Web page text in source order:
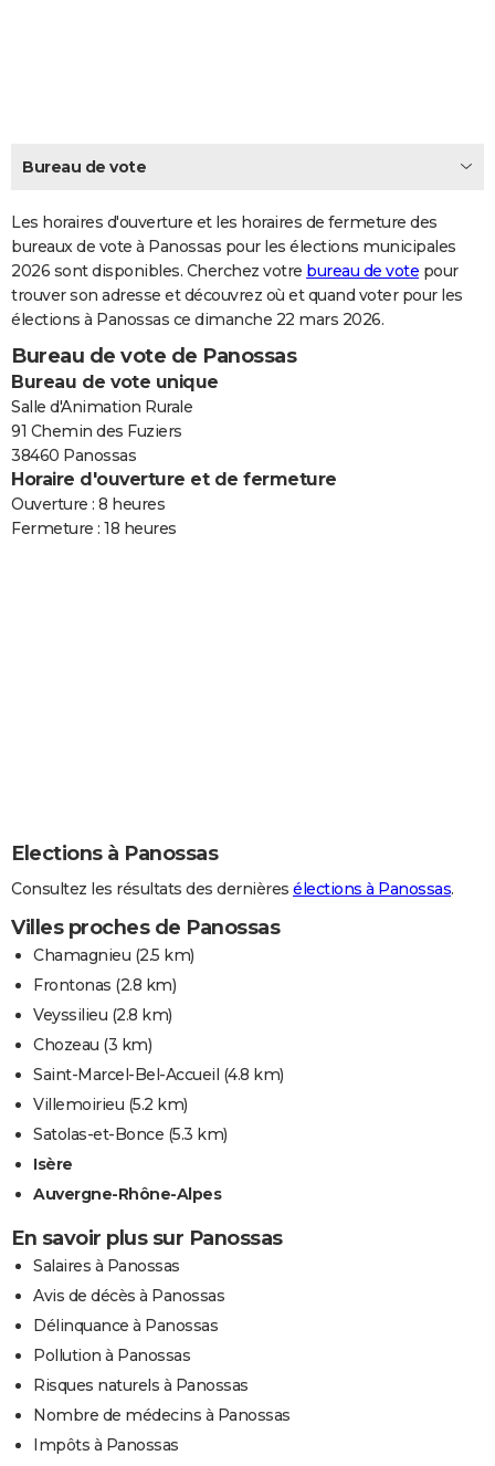
CARTE DE VOEUX
Dictionnaire
Biographies
Citations
Expressions
Proverbes
PROGRAMME TV
COPAINS D'AVANT
FORUM
Bricolage
Lifestyle
Culture
Sport
Auto
Television
Voyage
Cinema
Bureau de vote
Les horaires d'ouverture et les horaires de fermeture des
bureaux de vote à Panossas pour les élections municipales
2026 sont disponibles. Cherchez votre bureau de vote pour
trouver son adresse et découvrez où et quand voter pour les
élections à Panossas ce dimanche 22 mars 2026.
Bureau de vote de Panossas
Bureau de vote unique
Salle d'Animation Rurale
91 Chemin des Fuziers
38460 Panossas
Horaire d'ouverture et de fermeture
Ouverture : 8 heures
Fermeture : 18 heures
Elections à Panossas
Consultez les résultats des dernières élections à Panossas.
Villes proches de Panossas
Chamagnieu (2.5 km)
Frontonas (2.8 km)
Veyssilieu (2.8 km)
Chozeau (3 km)
Saint-Marcel-Bel-Accueil (4.8 km)
Villemoirieu (5.2 km)
Satolas-et-Bonce (5.3 km)
Isère
Auvergne-Rhône-Alpes
En savoir plus sur Panossas
Salaires à Panossas
Avis de décès à Panossas
Délinquance à Panossas
Pollution à Panossas
Risques naturels à Panossas
Nombre de médecins à Panossas
Impôts à Panossas